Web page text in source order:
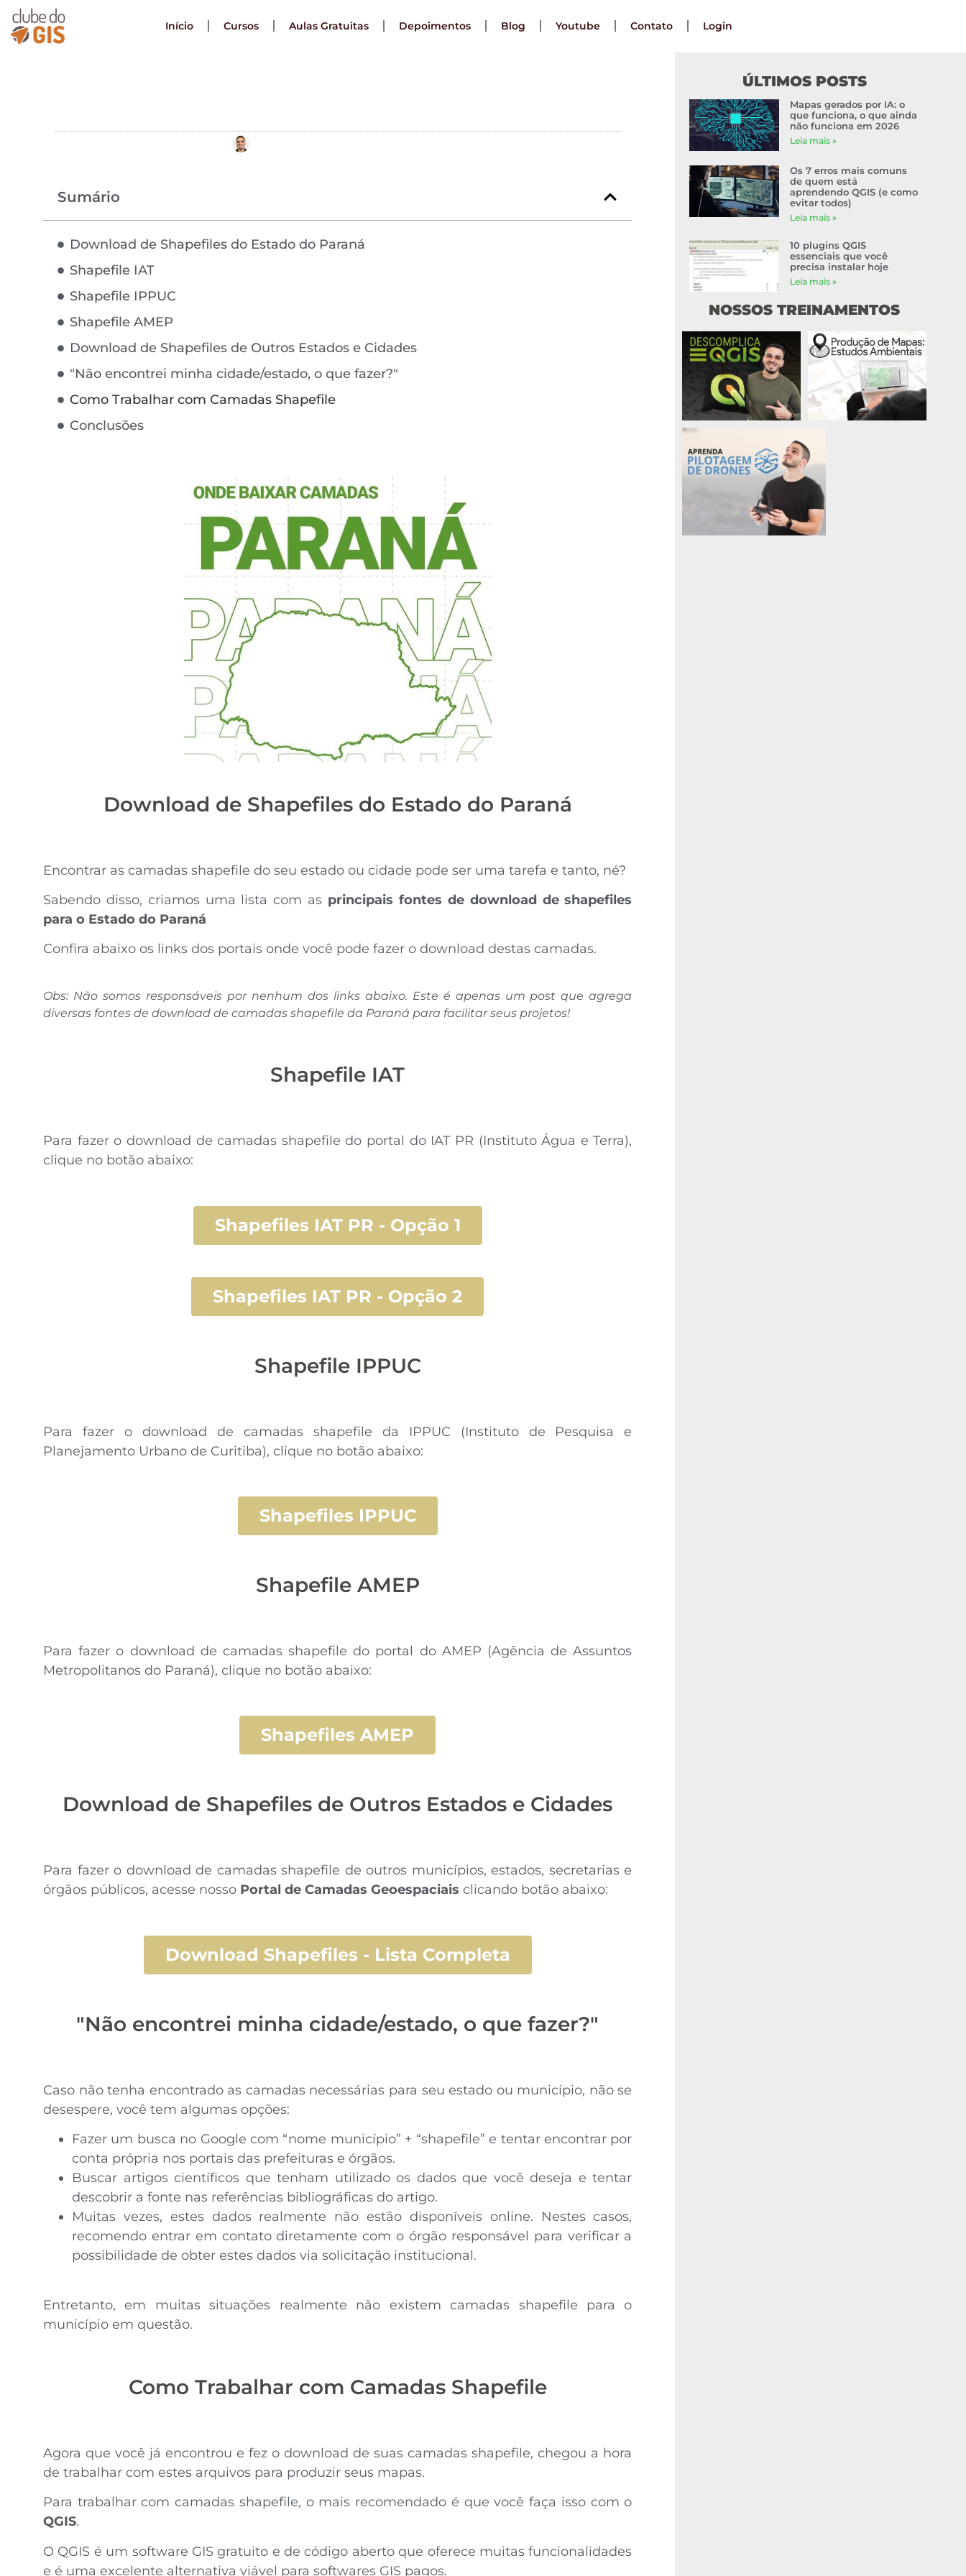
Início Cursos Aulas Gratuitas Depoimentos Blog Youtube Contato Login
Sumário
Download de Shapefiles do Estado do Paraná
Shapefile IAT
Shapefile IPPUC
Shapefile AMEP
Download de Shapefiles de Outros Estados e Cidades
"Não encontrei minha cidade/estado, o que fazer?"
Como Trabalhar com Camadas Shapefile
Conclusões
Download de Shapefiles do Estado do Paraná
Encontrar as camadas shapefile do seu estado ou cidade pode ser uma tarefa e tanto, né?
Sabendo disso, criamos uma lista com as principais fontes de download de shapefiles
para o Estado do Paraná
Confira abaixo os links dos portais onde você pode fazer o download destas camadas.
Obs: Não somos responsáveis por nenhum dos links abaixo. Este é apenas um post que agrega
diversas fontes de download de camadas shapefile da Paraná para facilitar seus projetos!
Shapefile IAT
Para fazer o download de camadas shapefile do portal do IAT PR (Instituto Água e Terra),
clique no botão abaixo:
Shapefiles IAT PR - Opção 1
Shapefiles IAT PR - Opção 2
Shapefile IPPUC
Para fazer o download de camadas shapefile da IPPUC (Instituto de Pesquisa e
Planejamento Urbano de Curitiba), clique no botão abaixo:
Shapefiles IPPUC
Shapefile AMEP
Para fazer o download de camadas shapefile do portal do AMEP (Agência de Assuntos
Metropolitanos do Paraná), clique no botão abaixo:
Shapefiles AMEP
Download de Shapefiles de Outros Estados e Cidades
Para fazer o download de camadas shapefile de outros municípios, estados, secretarias e
órgãos públicos, acesse nosso Portal de Camadas Geoespaciais clicando botão abaixo:
Download Shapefiles - Lista Completa
"Não encontrei minha cidade/estado, o que fazer?"
Caso não tenha encontrado as camadas necessárias para seu estado ou município, não se
desespere, você tem algumas opções:
Fazer um busca no Google com “nome município” + “shapefile” e tentar encontrar por
conta própria nos portais das prefeituras e órgãos.
Buscar artigos científicos que tenham utilizado os dados que você deseja e tentar
descobrir a fonte nas referências bibliográficas do artigo.
Muitas vezes, estes dados realmente não estão disponíveis online. Nestes casos,
recomendo entrar em contato diretamente com o órgão responsável para verificar a
possibilidade de obter estes dados via solicitação institucional.
Entretanto, em muitas situações realmente não existem camadas shapefile para o
município em questão.
Como Trabalhar com Camadas Shapefile
Agora que você já encontrou e fez o download de suas camadas shapefile, chegou a hora
de trabalhar com estes arquivos para produzir seus mapas.
Para trabalhar com camadas shapefile, o mais recomendado é que você faça isso com o
QGIS.
O QGIS é um software GIS gratuito e de código aberto que oferece muitas funcionalidades
e é uma excelente alternativa viável para softwares GIS pagos.
ÚLTIMOS POSTS
Mapas gerados por IA: o
que funciona, o que ainda
não funciona em 2026
Leia mais »
Os 7 erros mais comuns
de quem está
aprendendo QGIS (e como
evitar todos)
Leia mais »
10 plugins QGIS
essenciais que você
precisa instalar hoje
Leia mais »
NOSSOS TREINAMENTOS